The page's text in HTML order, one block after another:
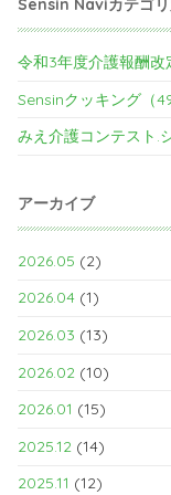
Sensin Naviカテゴ
令和3年度介護報酬改
Sensinクッキング（49
みえ介護コンテスト.
アーカイブ
2026.05 (2)
2026.04 (1)
2026.03 (13)
2026.02 (10)
2026.01 (15)
2025.12 (14)
2025.11 (12)